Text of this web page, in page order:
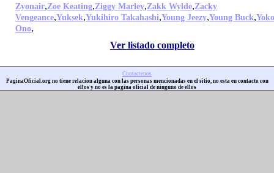
Zyonair,Zoe Keating,Ziggy Marley,Zakk Wylde,Zacky
Vengeance,Yuksek,Yukihiro Takahashi,Young Jeezy,Young Buck,Yoko
Ono,
Ver listado completo
Contactenos
PaginaOficial.org no tiene relacion alguna con las personas mencionadas en el sitio, no esta en contacto con
ellos y no es la pagina oficial de ninguno de ellos